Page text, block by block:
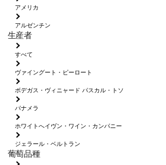
アメリカ
アルゼンチン
生産者
すべて
ヴァイングート・ピーロート
ボデガス・ヴィニャード パスカル・トソ
パナメラ
ホワイトへイヴン・ワイン・カンパニー
ジェラール・ベルトラン
葡萄品種